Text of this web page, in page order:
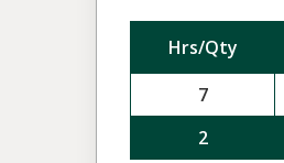
Hrs/Qty
7
2